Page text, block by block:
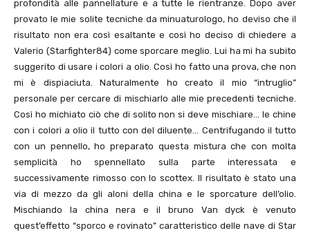
profondità alle pannellature e a tutte le rientranze. Dopo aver
provato le mie solite tecniche da minuaturologo, ho deviso che il
risultato non era così esaltante e così ho deciso di chiedere a
Valerio (Starfighter84) come sporcare meglio. Lui ha mi ha subito
suggerito di usare i colori a olio. Così ho fatto una prova, che non
mi è dispiaciuta. Naturalmente ho creato il mio “intruglio”
personale per cercare di mischiarlo alle mie precedenti tecniche.
Così ho michiato ciò che di solito non si deve mischiare… le chine
con i colori a olio il tutto con del diluente… Centrifugando il tutto
con un pennello, ho preparato questa mistura che con molta
semplicità ho spennellato sulla parte interessata e
successivamente rimosso con lo scottex. Il risultato è stato una
via di mezzo da gli aloni della china e le sporcature dell’olio.
Mischiando la china nera e il bruno Van dyck è venuto
quest’effetto “sporco e rovinato” caratteristico delle nave di Star